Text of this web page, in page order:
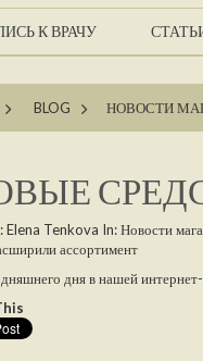
К ВРАЧУ
> BLOG > НОВОСТИ
Elena Tenkova In:Новости
ассортимент
дня в нашей